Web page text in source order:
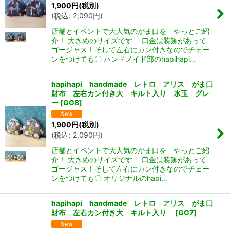
1,900円(税別)
(税込: 2,090円)
店舗とイベントで大人気のがま口を やっとご紹
介！ 大きめのサイズです 口金は装飾があって
ゴージャス！そして左右にカン付きなのでチェー
ンをつけても〇 ハンドメイド部のhapihapi…
hapihapi handmade レトロ アリス がま口
財布 左右カン付き大 キルト入り 水玉 グレ
ー [GG8]
1,900 円(税別)
(税込: 2,090円)
店舗とイベントで大人気のがま口を やっとご紹
介！ 大きめのサイズです 口金は装飾があって
ゴージャス！そして左右にカン付きなのでチェー
ンをつけても〇 オリジナルのhapi…
hapihapi handmade レトロ アリス がま口
財布 左右カン付き大 キルト入り
[GG7]